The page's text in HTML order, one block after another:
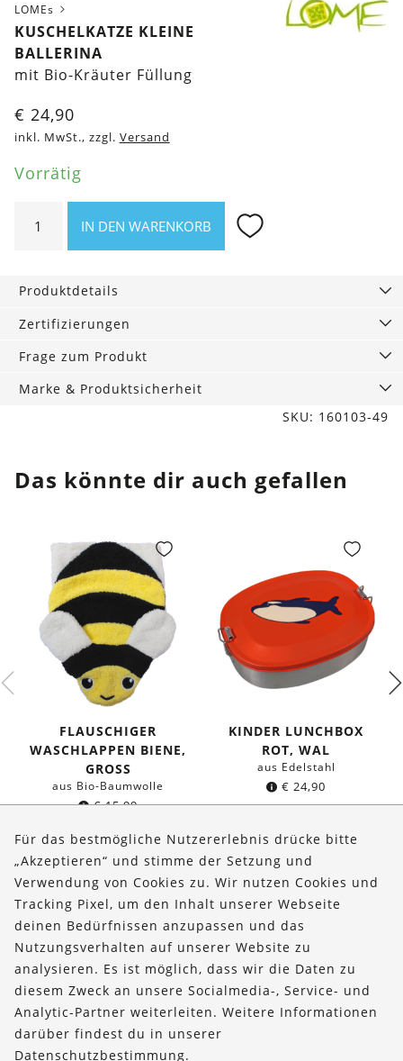
LOMEs
KUSCHELKATZE KLEINE
BALLERINA
mit Bio-Kräuter Füllung
€ 24,90
inkl. MwSt., zzgl. Versand
Vorrätig
Kleine
Ballerina
IN DEN WARENKORB
Produktdetails
Zertifizierungen
Frage zum Produkt
Marke & Produktsicherheit
SKU: 160103-49
Das könnte dir auch gefallen
FLAUSCHIGER
WASCHLAPPEN BIENE,
GROSS
aus Bio-Baumwolle
€15,99
KINDER LUNCHBOX
ROT, WAL
aus Edelstahl
€ 24,90
Über uns
Bestellungen
Kontakt & Hilfe
FOLLOW US
Für das bestmögliche Nutzererlebnis drücke bitte
„Akzeptieren“ und stimme der Setzung und
Verwendung von Cookies zu. Wir nutzen Cookies und
Tracking Pixel, um den Inhalt unserer Webseite
deinen Bedürfnissen anzupassen und das
Nutzungsverhalten auf unserer Website zu
analysieren. Es ist möglich, dass wir die Daten zu
diesem Zweck an unsere Socialmedia-, Service- und
Analytic-Partner weiterleiten. Weitere Informationen
darüber findest du in unserer
Datenschutzbestimmung.